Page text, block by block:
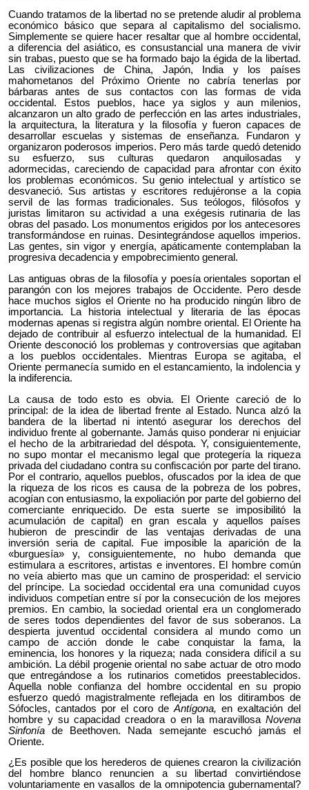
Cuando tratamos de la libertad no se pretende aludir al problema
económico básico que separa al capitalismo del socialismo.
Simplemente se quiere hacer resaltar que al hombre occidental,
a diferencia del asiático, es consustancial una manera de vivir
sin trabas, puesto que se ha formado bajo la égida de la libertad.
Las civilizaciones de China, Japón, India y los países
mahometanos del Próximo Oriente no cabría tenerlas por
bárbaras antes de sus contactos con las formas de vida
occidental. Estos pueblos, hace ya siglos y aun milenios,
alcanzaron un alto grado de perfección en las artes industriales,
la arquitectura, la literatura y la filosofía y fueron capaces de
desarrollar escuelas y sistemas de enseñanza. Fundaron y
organizaron poderosos imperios. Pero más tarde quedó detenido
su esfuerzo, sus culturas quedaron anquilosadas y
adormecidas, careciendo de capacidad para afrontar con éxito
los problemas económicos. Su genio intelectual y artístico se
desvaneció. Sus artistas y escritores redujéronse a la copia
servil de las formas tradicionales. Sus teólogos, filósofos y
juristas limitaron su actividad a una exégesis rutinaria de las
obras del pasado. Los monumentos erigidos por los antecesores
transformándose en ruinas. Desintegrándose aquellos imperios.
Las gentes, sin vigor y energía, apáticamente contemplaban la
progresiva decadencia y empobrecimiento general.
Las antiguas obras de la filosofía y poesía orientales soportan el
parangón con los mejores trabajos de Occidente. Pero desde
hace muchos siglos el Oriente no ha producido ningún libro de
importancia. La historia intelectual y literaria de las épocas
modernas apenas si registra algún nombre oriental. El Oriente ha
dejado de contribuir al esfuerzo intelectual de la humanidad. El
Oriente desconoció los problemas y controversias que agitaban
a los pueblos occidentales. Mientras Europa se agitaba, el
Oriente permanecía sumido en el estancamiento, la indolencia y
la indiferencia.
La causa de todo esto es obvia. El Oriente careció de lo
principal: de la idea de libertad frente al Estado. Nunca alzó la
bandera de la libertad ni intentó asegurar los derechos del
individuo frente al gobernante. Jamás quiso ponderar ni enjuiciar
el hecho de la arbitrariedad del déspota. Y, consiguientemente,
no supo montar el mecanismo legal que protegería la riqueza
privada del ciudadano contra su confiscación por parte del tirano.
Por el contrario, aquellos pueblos, ofuscados por la idea de que
la riqueza de los ricos es causa de la pobreza de los pobres,
acogían con entusiasmo, la expoliación por parte del gobierno del
comerciante enriquecido. De esta suerte se imposibilitó la
acumulación de capital) en gran escala y aquellos países
hubieron de prescindir de las ventajas derivadas de una
inversión seria de capital. Fue imposible la aparición de la
«burguesía» y, consiguientemente, no hubo demanda que
estimulara a escritores, artistas e inventores. El hombre común
no veía abierto mas que un camino de prosperidad: el servicio
del príncipe. La sociedad occidental era una comunidad cuyos
individuos competían entre sí por la consecución de los mejores
premios. En cambio, la sociedad oriental era un conglomerado
de seres todos dependientes del favor de sus soberanos. La
despierta juventud occidental considera al mundo como un
campo de acción donde le cabe conquistar la fama, la
eminencia, los honores y la riqueza; nada considera difícil a su
ambición. La débil progenie oriental no sabe actuar de otro modo
que entregándose a los rutinarios cometidos preestablecidos.
Aquella noble confianza del hombre occidental en su propio
esfuerzo quedó magistralmente reflejada en los ditirambos de
Sófocles, cantados por el coro de Antígona, en exaltación del
hombre y su capacidad creadora o en la maravillosa Novena
Sinfonía de Beethoven. Nada semejante escuchó jamás el
Oriente.
¿Es posible que los herederos de quienes crearon la civilización
del hombre blanco renuncien a su libertad convirtiéndose
voluntariamente en vasallos de la omnipotencia gubernamental?